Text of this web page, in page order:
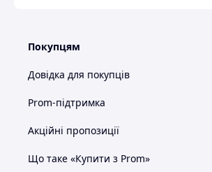
Покупцям
Довідка для покупців
Prom-підтримка
Акційні пропозиції
Що таке «Купити з Prom»